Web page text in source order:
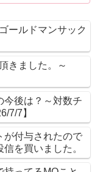
ールドマンサック
きました。～
今後は？～対数チ
7/7】
が付与されたので
を買いました。